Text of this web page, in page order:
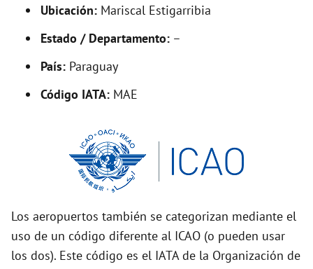
i
Ubicación: Mariscal Estigarribia
Estado / Departamento: –
País: Paraguay
Código IATA: MAE
Los aeropuertos también se categorizan mediante el
uso de un código diferente al ICAO (o pueden usar
los dos). Este código es el IATA de la Organización de